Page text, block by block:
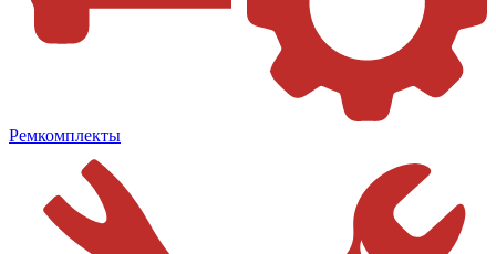
Ремкомплекты